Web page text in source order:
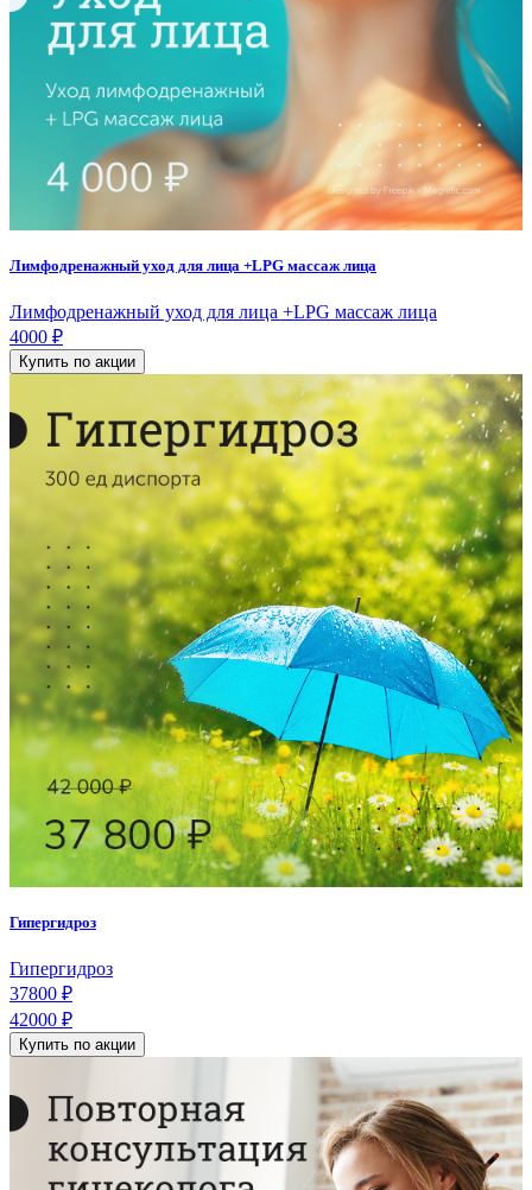
Лимфодренажный уход для лица +LPG массаж лица
Лимфодренажный уход для лица +LPG массаж лица
4000 ₽
Купить по акции
Гипергидроз
Гипергидроз
37800 ₽
42000 ₽
Купить по акции